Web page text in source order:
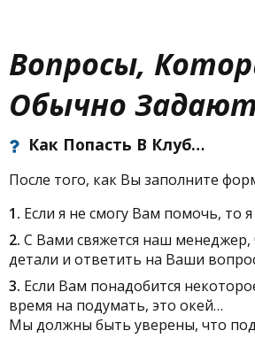
Бонусная тема:
Вопросы,
Обычно Задают
Как Попасть В Клуб…
После того, как Вы заполните
1. Если я не смогу Вам помочь, то
2. С Вами свяжется наш менеджер,
детали и ответить на Ваши
3. Если Вам понадобится
время на подумать, это окей…
Мы должны быть уверены, что